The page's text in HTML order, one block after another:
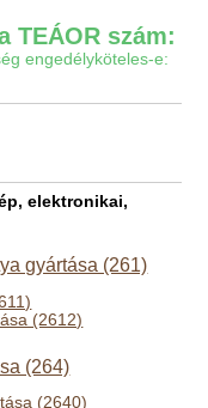
TEÁOR szám:
engedélyköteles-e:
elektronikai,
gyártása (261)
(2612)
(264)
(2640)